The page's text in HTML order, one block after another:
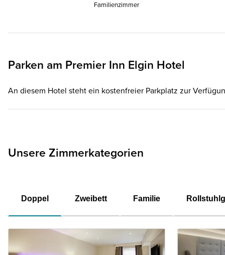
Familienzimmer
Parken am Premier Inn Elgin Hotel
An diesem Hotel steht ein kostenfreier Parkplatz zur
Unsere Zimmerkategorien
Doppel Zweibett Familie